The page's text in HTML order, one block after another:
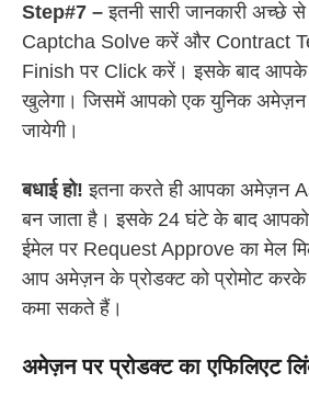
Step#7 – इतनी सारी जानकारी अच्छे
Captcha Solve करें और Contract
Finish पर Click करें। इसके बाद आपके
खुलेगा। जिसमें आपको एक युनिक अमेज़न
जायेगी।
बधाई हो!इतना करते ही आपका अमेज़न
बन जाता है। इसके 24 घंटे के बाद
ईमेल पर Request Approve का मेल
आप अमेज़न के प्रोडक्ट को प्रोमोट
कमा सकते हैं।
अमेज़न पर प्रोडक्ट का एफिलिएट